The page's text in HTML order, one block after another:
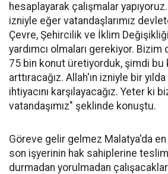
hesaplayarak çalışmalar
izniyle eğer vatandaşlarımız
Çevre, Şehircilik ve İklim Değişikliği
yardımcı olmaları gerekiyor. Bizim
75 bin konut üretiyorduk, şimdi bu
arttıracağız. Allah'ın izniyle bir
ihtiyacını karşılayacağız. Yeter ki
vatandaşımız" şeklinde konuştu.
Göreve gelir gelmez Malatya'da
son işyerinin hak sahiplerine
durmadan yorulmadan